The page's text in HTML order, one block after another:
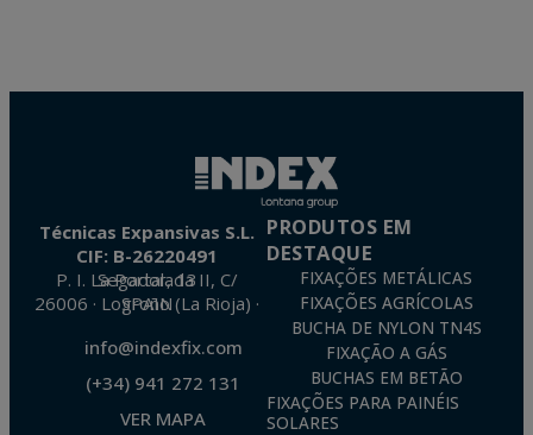
Técnicas Expansivas S.L.
CIF: B-26220491
P. I. La Portalada II, C/ Segador, 13
26006 · Logroño (La Rioja) · SPAIN
info@indexfix.com
(+34) 941 272 131
VER MAPA
PRODUTOS EM
DESTAQUE
FIXAÇÕES METÁLICAS
FIXAÇÕES AGRÍCOLAS
BUCHA DE NYLON TN4S
FIXAÇÃO A GÁS
BUCHAS EM BETÃO
FIXAÇÕES PARA PAINÉIS
SOLARES